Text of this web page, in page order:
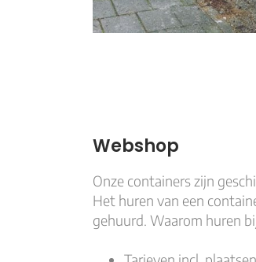
Webshop
Onze containers zijn
Het huren van een
gehuurd. Waarom huren